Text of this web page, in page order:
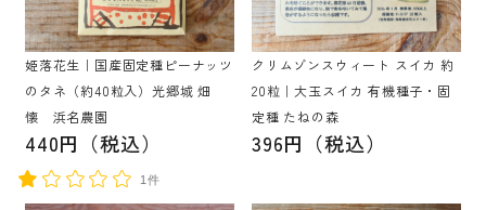
姫落花生｜国産固定種ピーナッツ
のタネ（約40粒入）光郷城 畑
懐 浜名農園
440円（税込）
1件
クリムゾンスウィート スイカ 約
20粒｜大玉スイカ 有機種子・固
定種 たねの森
396円（税込）